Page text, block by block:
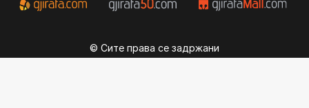
© Сите права се задржани